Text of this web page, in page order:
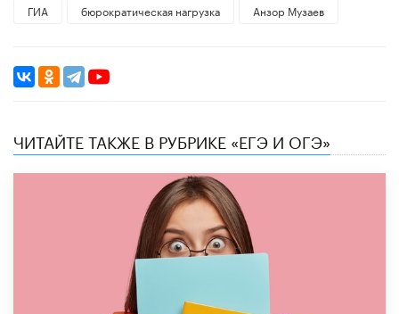
ГИА
бюрократическая нагрузка Анзор Музаев
ЧИТАЙТЕ ТАКЖЕ В РУБРИКЕ «ЕГЭ И ОГЭ»